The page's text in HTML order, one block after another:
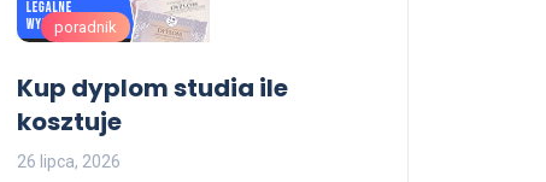
poradnik
Kup dyplom studia ile
kosztuje
26 lipca, 2026